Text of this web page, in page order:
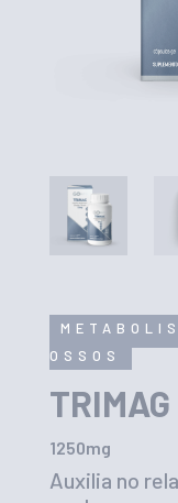
OSSOS
TRIMAG
1250mg
Auxilia no